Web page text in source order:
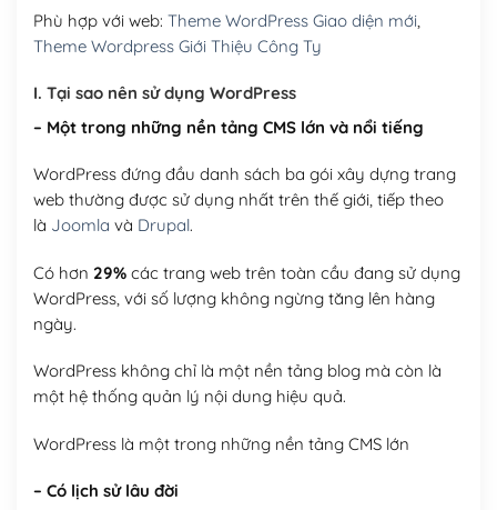
Hosting 3GB SSD (1 năm)(+550,000₫)
Hosting 5GB SSD (1 năm)(+650,000₫)
Hosting 8GB SSD (1 năm) (+950,000₫)
Phù hợp với web: Theme WordPress Giao diện mới,
Theme Wordpress Giới Thiệu Công Ty
I. Tại sao nên sử dụng WordPress
– Một trong những nền tảng CMS lớn và nổi tiếng
WordPress đứng đầu danh sách ba gói xây dựng trang
web thường được sử dụng nhất trên thế giới, tiếp theo
là Joomla và Drupal.
Có hơn 29%các trang web trên toàn cầu đang sử dụng
WordPress, với số lượng không ngừng tăng lên hàng
ngày.
WordPress không chỉ là một nền tảng blog mà còn là
một hệ thống quản lý nội dung hiệu quả.
WordPress là một trong những nền tảng CMS lớn
– Có lịch sử lâu đời